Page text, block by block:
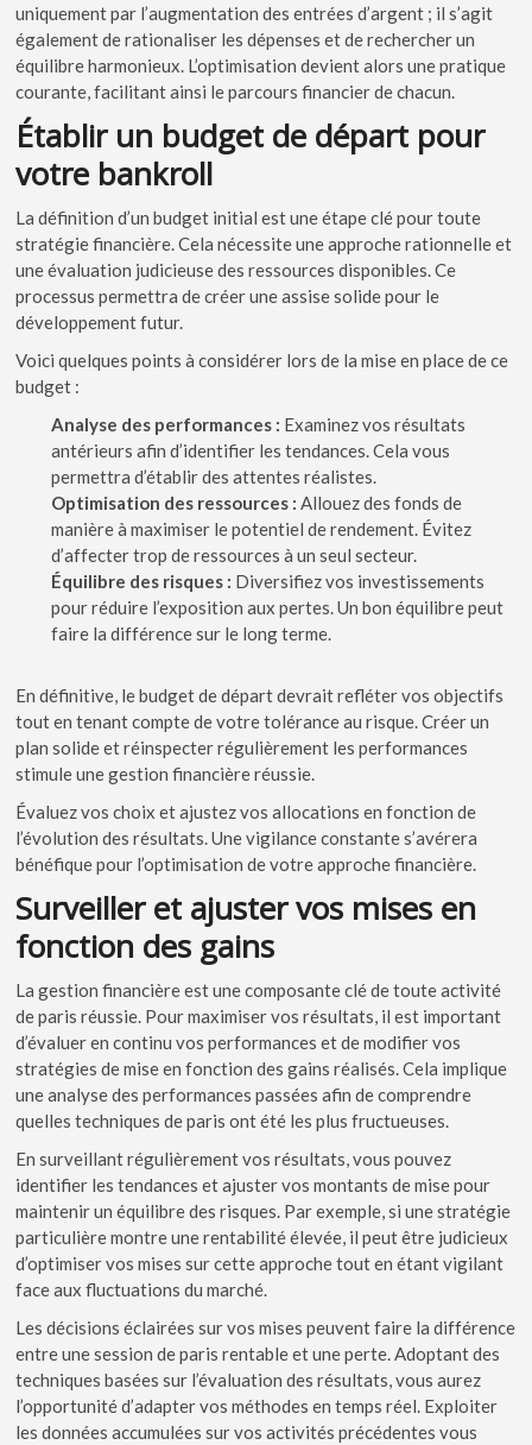
uniquement par l’augmentation des entrées d’argent ; il s’agit
également de rationaliser les dépenses et de rechercher un
équilibre harmonieux. L’optimisation devient alors une pratique
courante, facilitant ainsi le parcours financier de chacun.
Établir un budget de départ pour
votre bankroll
La définition d’un budget initial est une étape clé pour toute
stratégie financière. Cela nécessite une approche rationnelle et
une évaluation judicieuse des ressources disponibles. Ce
processus permettra de créer une assise solide pour le
développement futur.
Voici quelques points à considérer lors de la mise en place de ce
budget :
Analyse des performances : Examinez vos résultats
antérieurs afin d’identifier les tendances. Cela vous
permettra d’établir des attentes réalistes.
Optimisation des ressources : Allouez des fonds de
manière à maximiser le potentiel de rendement. Évitez
d’affecter trop de ressources à un seul secteur.
Équilibre des risques : Diversifiez vos investissements
pour réduire l’exposition aux pertes. Un bon équilibre peut
faire la différence sur le long terme.
En définitive, le budget de départ devrait refléter vos objectifs
tout en tenant compte de votre tolérance au risque. Créer un
plan solide et réinspecter régulièrement les performances
stimule une gestion financière réussie.
Évaluez vos choix et ajustez vos allocations en fonction de
l’évolution des résultats. Une vigilance constante s’avérera
bénéfique pour l’optimisation de votre approche financière.
Surveiller et ajuster vos mises en
fonction des gains
La gestion financière est une composante clé de toute activité
de paris réussie. Pour maximiser vos résultats, il est important
d’évaluer en continu vos performances et de modifier vos
stratégies de mise en fonction des gains réalisés. Cela implique
une analyse des performances passées afin de comprendre
quelles techniques de paris ont été les plus fructueuses.
En surveillant régulièrement vos résultats, vous pouvez
identifier les tendances et ajuster vos montants de mise pour
maintenir un équilibre des risques. Par exemple, si une stratégie
particulière montre une rentabilité élevée, il peut être judicieux
d’optimiser vos mises sur cette approche tout en étant vigilant
face aux fluctuations du marché.
Les décisions éclairées sur vos mises peuvent faire la différence
entre une session de paris rentable et une perte. Adoptant des
techniques basées sur l’évaluation des résultats, vous aurez
l’opportunité d’adapter vos méthodes en temps réel. Exploiter
les données accumulées sur vos activités précédentes vous